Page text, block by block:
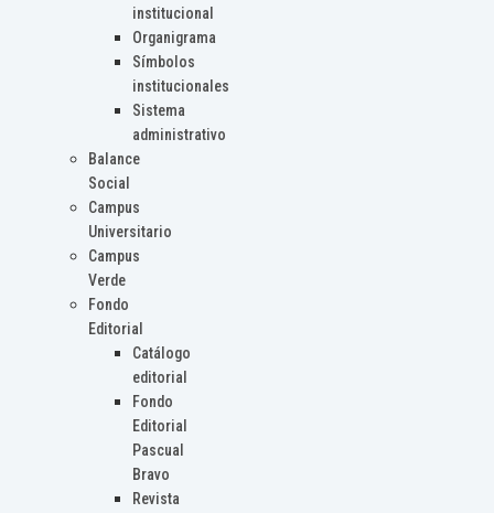
institucional
Organigrama
Símbolos
institucionales
Sistema
administrativo
Balance
Social
Campus
Universitario
Campus
Verde
Fondo
Editorial
Catálogo
editorial
Fondo
Editorial
Pascual
Bravo
Revista